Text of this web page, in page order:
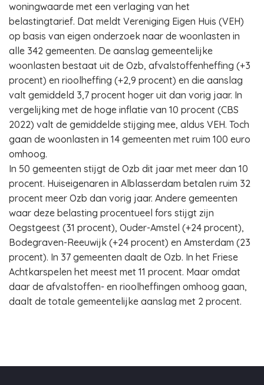
woningwaarde met een verlaging van het
belastingtarief. Dat meldt Vereniging Eigen Huis (VEH)
op basis van eigen onderzoek naar de woonlasten in
alle 342 gemeenten. De aanslag gemeentelijke
woonlasten bestaat uit de Ozb, afvalstoffenheffing (+3
procent) en rioolheffing (+2,9 procent) en die aanslag
valt gemiddeld 3,7 procent hoger uit dan vorig jaar. In
vergelijking met de hoge inflatie van 10 procent (CBS
2022) valt de gemiddelde stijging mee, aldus VEH. Toch
gaan de woonlasten in 14 gemeenten met ruim 100 euro
omhoog.
In 50 gemeenten stijgt de Ozb dit jaar met meer dan 10
procent. Huiseigenaren in Alblasserdam betalen ruim 32
procent meer Ozb dan vorig jaar. Andere gemeenten
waar deze belasting procentueel fors stijgt zijn
Oegstgeest (31 procent), Ouder-Amstel (+24 procent),
Bodegraven-Reeuwijk (+24 procent) en Amsterdam (23
procent). In 37 gemeenten daalt de Ozb. In het Friese
Achtkarspelen het meest met 11 procent. Maar omdat
daar de afvalstoffen- en rioolheffingen omhoog gaan,
daalt de totale gemeentelijke aanslag met 2 procent.